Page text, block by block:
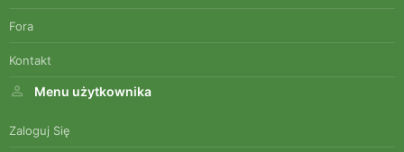
Fora
Kontakt
Menu użytkownika
Zaloguj Się